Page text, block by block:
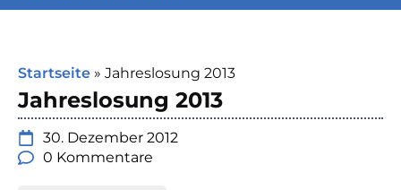
Startseite » Jahreslosung 2013
Jahreslosung 2013
30. Dezember 2012
0 Kommentare